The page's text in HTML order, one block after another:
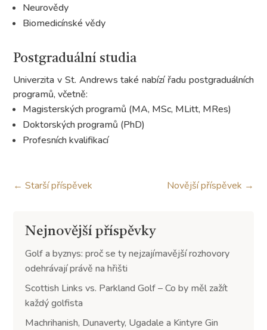
Neurovědy
Biomedicínské vědy
Postgraduální studia
Univerzita v St. Andrews také nabízí řadu postgraduálních
programů, včetně:
Magisterských programů (MA, MSc, MLitt, MRes)
Doktorských programů (PhD)
Profesních kvalifikací
←Starší příspěvek Novější příspěvek →
Nejnovější příspěvky
Golf a byznys: proč se ty nejzajímavější rozhovory
odehrávají právě na hřišti
Scottish Links vs. Parkland Golf – Co by měl zažít
každý golfista
Machrihanish, Dunaverty, Ugadale a Kintyre Gin